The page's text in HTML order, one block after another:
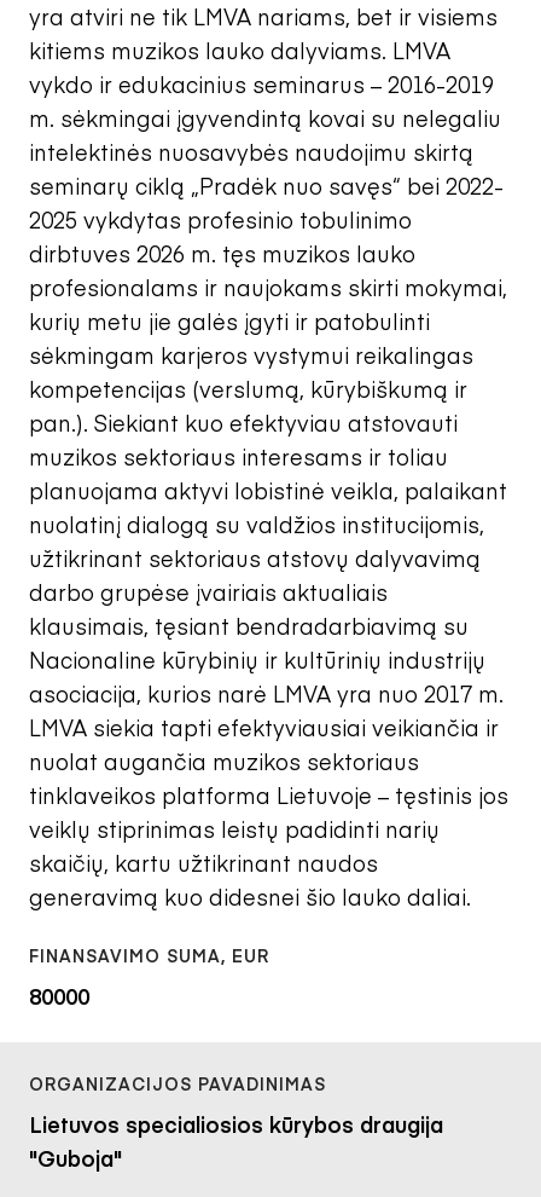
yra atviri ne tik LMVA nariams, bet ir visiems
kitiems muzikos lauko dalyviams. LMVA
vykdo ir edukacinius seminarus – 2016-2019
m. sėkmingai įgyvendintą kovai su nelegaliu
intelektinės nuosavybės naudojimu skirtą
seminarų ciklą „Pradėk nuo savęs“ bei 2022-
2025 vykdytas profesinio tobulinimo
dirbtuves 2026 m. tęs muzikos lauko
profesionalams ir naujokams skirti mokymai,
kurių metu jie galės įgyti ir patobulinti
sėkmingam karjeros vystymui reikalingas
kompetencijas (verslumą, kūrybiškumą ir
pan.). Siekiant kuo efektyviau atstovauti
muzikos sektoriaus interesams ir toliau
planuojama aktyvi lobistinė veikla, palaikant
nuolatinį dialogą su valdžios institucijomis,
užtikrinant sektoriaus atstovų dalyvavimą
darbo grupėse įvairiais aktualiais
klausimais, tęsiant bendradarbiavimą su
Nacionaline kūrybinių ir kultūrinių industrijų
asociacija, kurios narė LMVA yra nuo 2017 m.
LMVA siekia tapti efektyviausiai veikiančia ir
nuolat augančia muzikos sektoriaus
tinklaveikos platforma Lietuvoje – tęstinis jos
veiklų stiprinimas leistų padidinti narių
skaičių, kartu užtikrinant naudos
generavimą kuo didesnei šio lauko daliai.
80000
Lietuvos specialiosios kūrybos draugija
"Guboja"